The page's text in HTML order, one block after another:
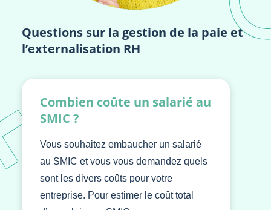
Questions sur la gestion de la paie et
l’externalisation RH
Combien coûte un salarié au
SMIC ?
Vous souhaitez embaucher un salarié
au SMIC et vous vous demandez quels
sont les divers coûts pour votre
entreprise. Pour estimer le coût total